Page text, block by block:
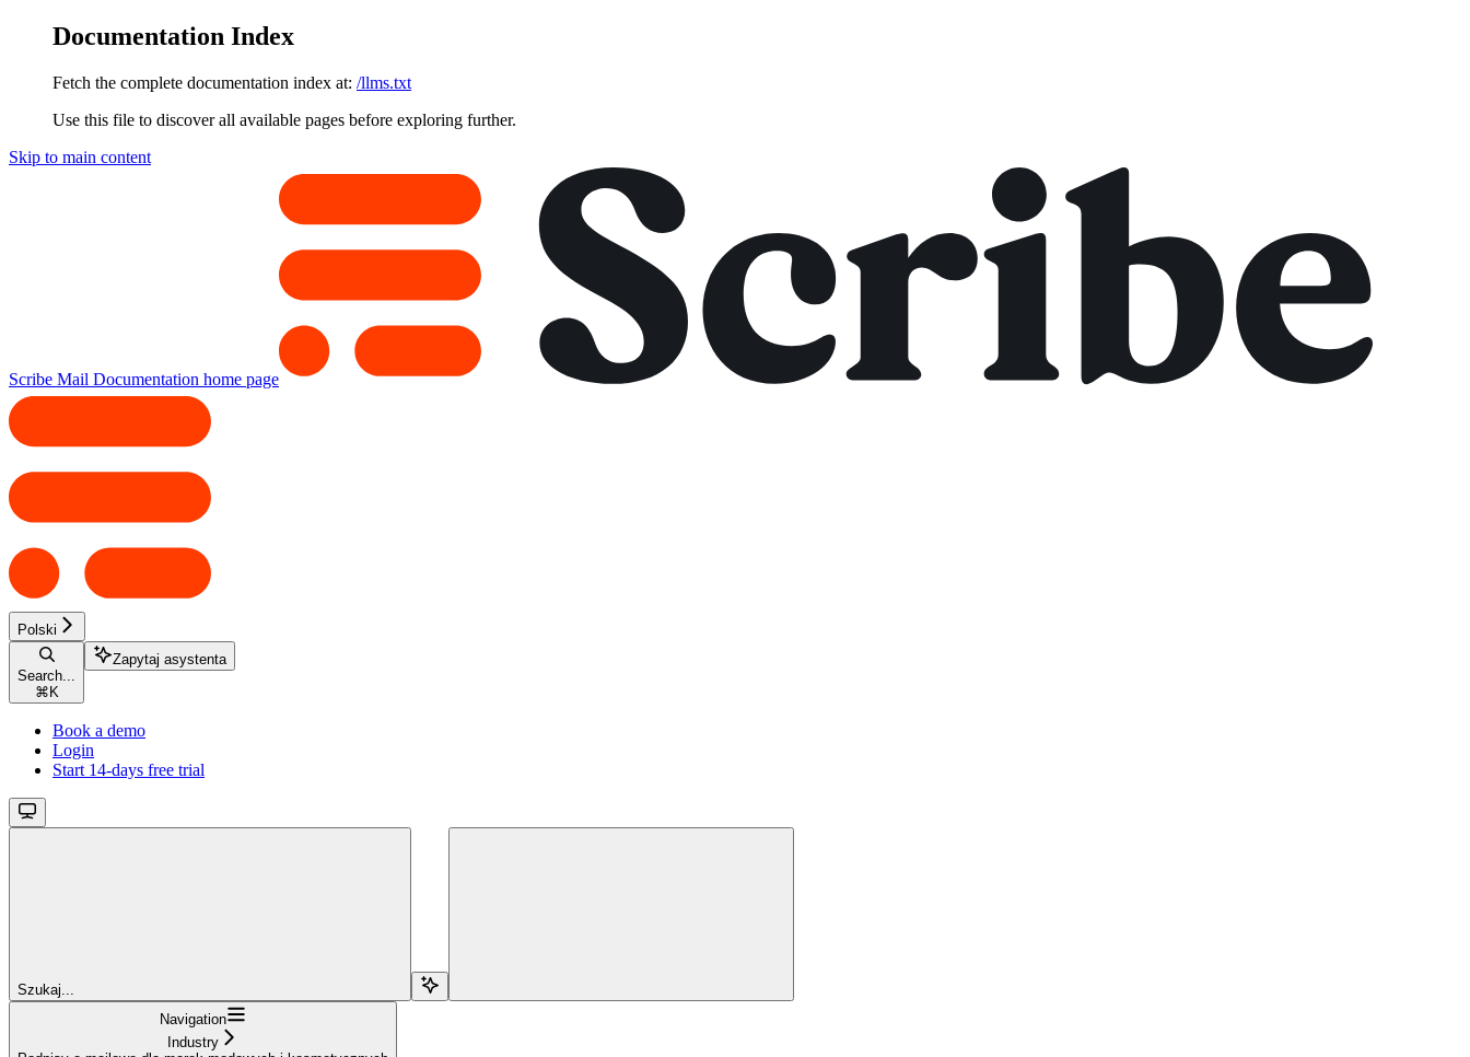
Documentation Index
Fetch the complete documentation index at: /llms.txt
Use this file to discover all available pages before exploring further.
Skip to main content
Scribe Mail Documentation home page
Polski
Search...
⌘ K
Zapytaj asystenta
Book a demo
Login
Start 14-days free trial
Szukaj...
Navigation
Industry